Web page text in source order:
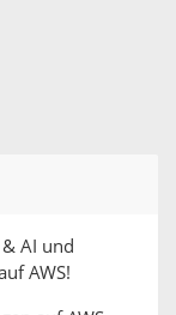
AI und
AWS!